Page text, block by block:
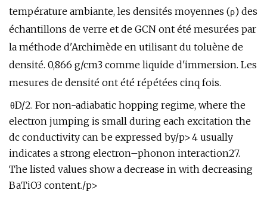
température ambiante, les densités moyennes (ρ) des
échantillons de verre et de GCN ont été mesurées par
la méthode d'Archimède en utilisant du toluène de
densité. 0,866 g/cm3 comme liquide d'immersion. Les
mesures de densité ont été répétées cinq fois.
θD/2. For non-adiabatic hopping regime, where the
electron jumping is small during each excitation the
dc conductivity can be expressed by/p>4 usually
indicates a strong electron–phonon interaction27.
The listed values show a decrease in with decreasing
BaTiO3 content./p>